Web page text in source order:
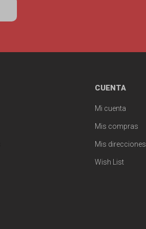
CUENTA
Mi cuenta
Mis compras
Mis direcciones
Wish List